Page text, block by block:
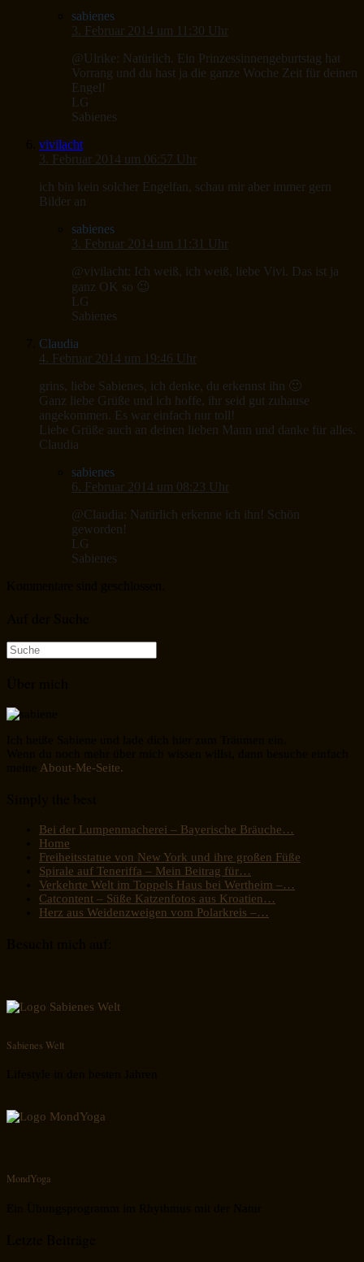
sabienes
3. Februar 2014 um 11:30 Uhr
@Ulrike: Natürlich. Ein Prinzessinnengeburtstag hat
Vorrang und du hast ja die ganze Woche Zeit für deinen
Engel!
LG
Sabienes
vivilacht
3. Februar 2014 um 06:57 Uhr
ich bin kein solcher Engelfan, schau mir aber immer gern
Bilder an
sabienes
3. Februar 2014 um 11:31 Uhr
@vivilacht: Ich weiß, ich weiß, liebe Vivi. Das ist ja
ganz OK so 😉
LG
Sabienes
Claudia
4. Februar 2014 um 19:46 Uhr
grins, liebe Sabienes, ich denke, du erkennst ihn 🙂
Ganz liebe Grüße und ich hoffe, ihr seid gut zuhause
angekommen. Es war einfach nur toll!
Liebe Grüße auch an deinen lieben Mann und danke für alles.
Claudia
sabienes
6. Februar 2014 um 08:23 Uhr
@Claudia: Natürlich erkenne ich ihn! Schön
geworden!
LG
Sabienes
Suche
nach:
About-Me-Seite.
Bei der Lumpenmacherei – Bayerische Bräuche…
Home
Freiheitsstatue von New York und ihre großen Füße
Spirale auf Teneriffa – Mein Beitrag für…
Verkehrte Welt im Toppels Haus bei Wertheim –…
Catcontent – Süße Katzenfotos aus Kroatien…
Herz aus Weidenzweigen vom Polarkreis –…
Sabienes Welt
MondYoga